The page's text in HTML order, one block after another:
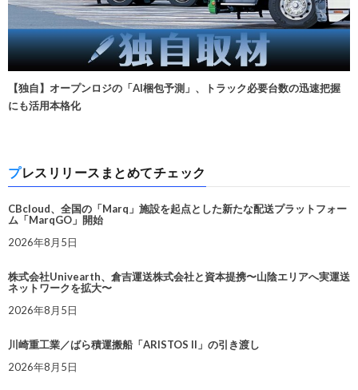
【独自】オープンロジの「AI梱包予測」、トラック必要台数の迅速把握
にも活用本格化
プレスリリースまとめてチェック
CBcloud、全国の「Marq」施設を起点とした新たな配送プラットフォー
ム「MarqGO」開始
2026年8月5日
株式会社Univearth、倉吉運送株式会社と資本提携〜山陰エリアへ実運送
ネットワークを拡大〜
2026年8月5日
川崎重工業／ばら積運搬船「ARISTOS II」の引き渡し
2026年8月5日